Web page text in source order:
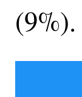
(9%).